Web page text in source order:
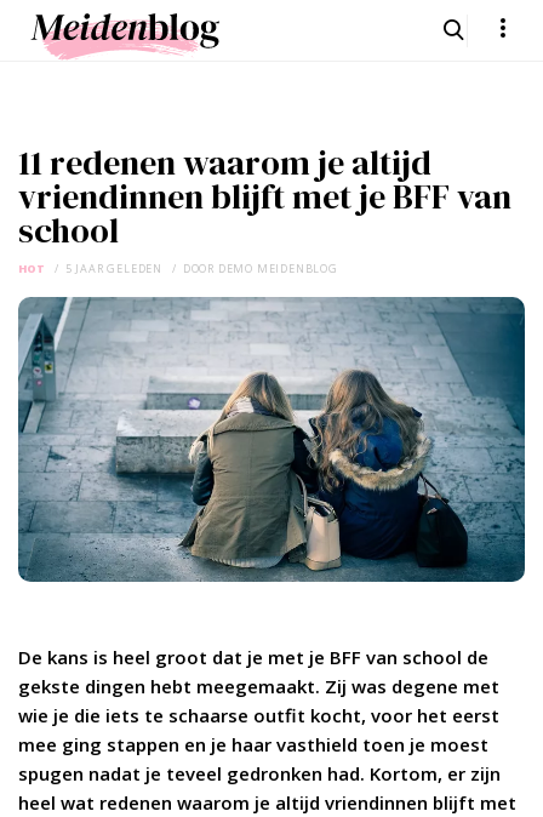
11 redenen waarom je altijd
vriendinnen blijft met je BFF van
school
HOT 5 JAAR GELEDEN DOOR DEMO MEIDENBLOG
De kans is heel groot dat je met je BFF van school de
gekste dingen hebt meegemaakt. Zij was degene met
wie je die iets te schaarse outfit kocht, voor het eerst
mee ging stappen en je haar vasthield toen je moest
spugen nadat je teveel gedronken had. Kortom, er zijn
heel wat redenen waarom je altijd vriendinnen blijft met